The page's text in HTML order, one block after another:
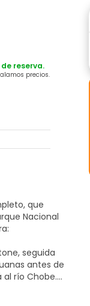
reserva.
precios.
que
Nacional
seguida
al río Chobe.